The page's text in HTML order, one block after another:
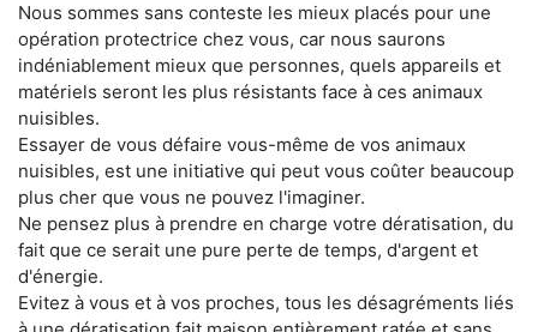
Nous sommes sans conteste les mieux placés pour une
opération protectrice chez vous, car nous saurons
indéniablement mieux que personnes, quels appareils et
matériels seront les plus résistants face à ces animaux
nuisibles.
Essayer de vous défaire vous-même de vos animaux
nuisibles, est une initiative qui peut vous coûter beaucoup
plus cher que vous ne pouvez l'imaginer.
Ne pensez plus à prendre en charge votre dératisation, du
fait que ce serait une pure perte de temps, d'argent et
d'énergie.
Evitez à vous et à vos proches, tous les désagréments liés